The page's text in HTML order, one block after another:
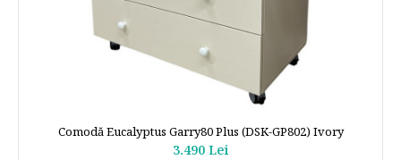
Comodă Eucalyptus Garry80 Plus (DSK-GP802) Ivory
3.490 Lei